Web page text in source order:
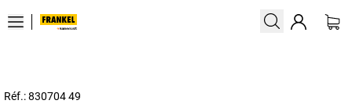
Réf.: 830704 49